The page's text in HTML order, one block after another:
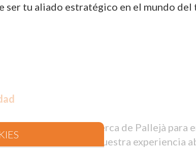
ser tu aliado estratégico en el mundo del
y formación cerca de Pallejà para
por carretera. Nuestra experiencia